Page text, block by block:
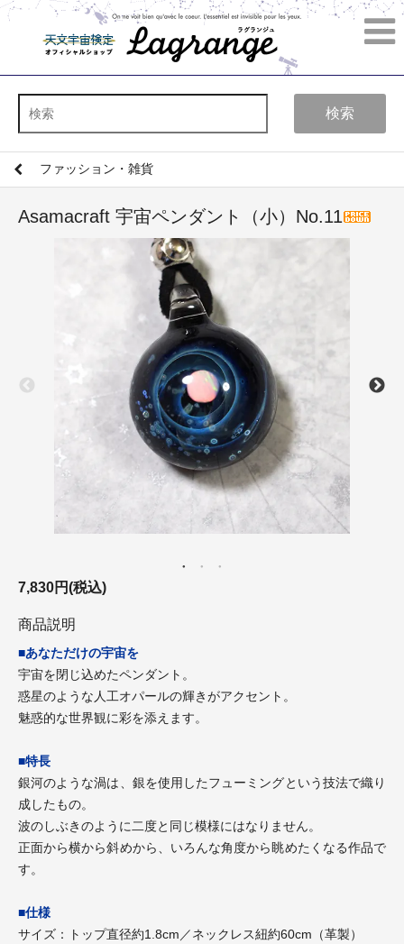
検索
ファッション・雑貨
Asamacraft 宇宙ペンダント（小）No.11
7,830円(税込)
商品説明
■あなただけの宇宙を
宇宙を閉じ込めたペンダント。
惑星のような人工オパールの輝きがアクセント。
魅惑的な世界観に彩を添えます。
■特長
銀河のような渦は、銀を使用したフューミングという技法で織り
成したもの。
波のしぶきのように二度と同じ模様にはなりません。
正面から横から斜めから、いろんな角度から眺めたくなる作品で
す。
■仕様
サイズ：トップ直径約1.8cm／ネックレス紐約60cm（革製）